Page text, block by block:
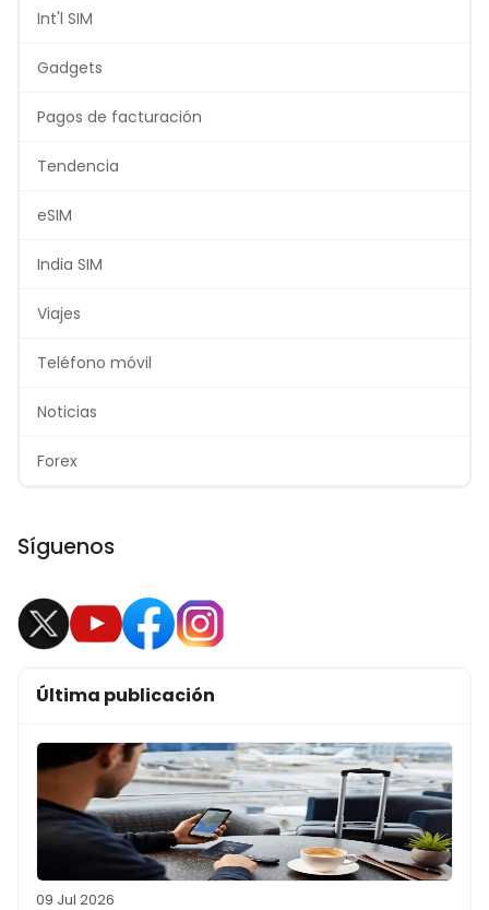
Int'l SIM
Gadgets
Pagos de facturación
Tendencia
eSIM
India SIM
Viajes
Teléfono móvil
Noticias
Forex
Síguenos
Última publicación
09 Jul 2026